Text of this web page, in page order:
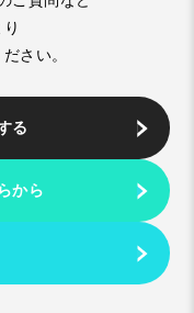
さい。
る
から